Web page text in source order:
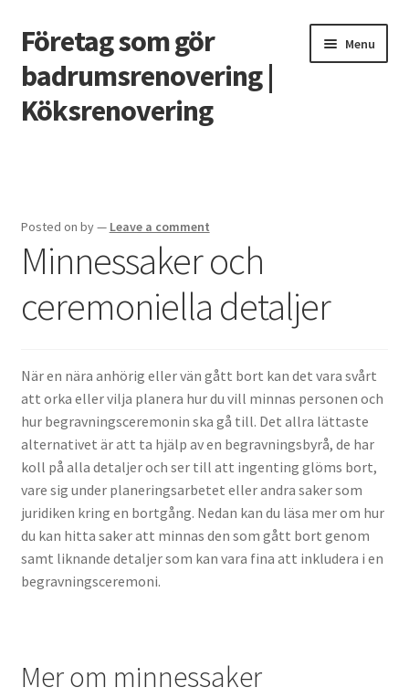
Skip
to
navigation
Skip
to
content
Företag som gör
badrumsrenovering |
Köksrenovering
Menu
Grunden till ett badrum som håller
Renovera köket 2020
Vilket snabblån är bäst?
Posted on by— Leave a comment
Minnessaker och
ceremoniella detaljer
När en nära anhörig eller vän gått bort kan det vara svårt
att orka eller vilja planera hur du vill minnas personen och
hur begravningsceremonin ska gå till. Det allra lättaste
alternativet är att ta hjälp av en begravningsbyrå, de har
koll på alla detaljer och ser till att ingenting glöms bort,
vare sig under planeringsarbetet eller andra saker som
juridiken kring en bortgång. Nedan kan du läsa mer om hur
du kan hitta saker att minnas den som gått bort genom
samt liknande detaljer som kan vara fina att inkludera i en
begravningsceremoni.
Mer om minnessaker